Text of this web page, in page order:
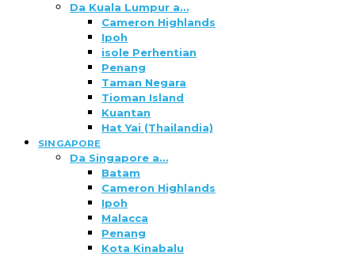
Da Kuala Lumpur a…
Cameron Highlands
Ipoh
isole Perhentian
Penang
Taman Negara
Tioman Island
Kuantan
Hat Yai (Thailandia)
SINGAPORE
Da Singapore a…
Batam
Cameron Highlands
Ipoh
Malacca
Penang
Kota Kinabalu